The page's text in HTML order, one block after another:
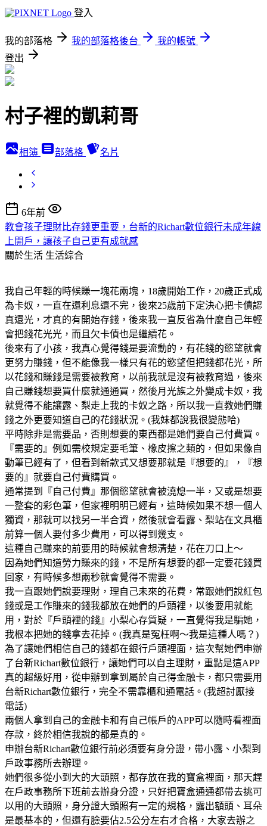
登入
我的部落格 我的部落格後台
我的帳號
登出
村子裡的凱莉哥
相簿 部落格 名片
6年前
教會孩子理財比存錢更重要，台新的Richart數位銀行未成年線
上開戶，讓孩子自己更有成就感
關於生活 生活綜合
我自己年輕的時候賺一塊花兩塊，18歲開始工作，20歲正式成
為卡奴，一直在還利息還不完，後來25歲前下定決心把卡債認
真還光，才真的有開始存錢，後來我一直反省為什麼自己年輕
會把錢花光光，而且欠卡債也是繼續花。
後來有了小孩，我真心覺得錢是要流動的，有花錢的慾望就會
更努力賺錢，但不能像我一樣只有花的慾望但把錢都花光，所
以花錢和賺錢是需要被教育，以前我就是沒有被教育過，後來
自己賺錢想要買什麼就通通買，然後月光族之外變成卡奴，我
就覺得不能讓露、梨走上我的卡奴之路，所以我一直教她們賺
錢之外更要知道自己的花錢狀況。(我妹都說我很變態哈)
平時除非是需要品，否則想要的東西都是她們要自己付費買。
『需要的』例如需校規定要毛筆、橡皮擦之類的，但如果像自
動筆已經有了，但看到新款式又想要那就是『想要的』，『想
要的』就要自己付費購買。
通常提到『自己付費』那個慾望就會被澆熄一半，又或是想要
一整套的彩色筆，但家裡明明已經有，這時候如果不想一個人
獨資，那就可以找另一半合資，然後就會看露、梨站在文具櫃
前算一個人要付多少費用，可以得到幾支。
這種自己賺來的前要用的時候就會想清楚，花在刀口上～
因為她們知道勞力賺來的錢，不是所有想要的都一定要花錢買
回家，有時候多想兩秒就會覺得不需要。
我一直跟她們說要理財，理自己未來的花費，常跟她們說紅包
錢或是工作賺來的錢我都放在她們的戶頭裡，以後要用就能
用，對於『戶頭裡的錢』小梨心存質疑，一直覺得我是騙她，
我根本把她的錢拿去花掉。(我真是冤枉啊～我是這種人嗎？)
為了讓她們相信自己的錢都在銀行戶頭裡面，這次幫她們申辦
了台新Richart數位銀行，讓她們可以自主理財，重點是這APP
真的超級好用，從申辦到拿到屬於自己得金融卡，都只需要用
台新Richart數位銀行，完全不需靠櫃和通電話。(我超討厭接
電話)
兩個人拿到自己的金融卡和有自己帳戶的APP可以隨時看裡面
存款，終於相信我說的都是真的。
申辦台新Richart數位銀行前必須要有身分證，帶小露、小梨到
戶政事務所去辦理。
她們很多從小到大的大頭照，都存放在我的寶盒裡面，那天趕
在戶政事務所下班前去辦身分證，只好把寶盒通通都帶去挑可
以用的大頭照，身分證大頭照有一定的規格，露出額頭、耳朵
是最基本的，但還有臉要佔2.5公分左右才合格，大家去辦之